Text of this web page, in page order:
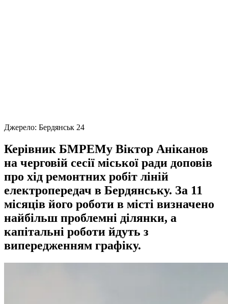
Джерело: Бердянськ 24
Керівник БМРЕМу Віктор Аніканов
на черговій сесії міської ради доповів
про хід ремонтних робіт ліній
електропередач в Бердянську. За 11
місяців його роботи в місті визначено
найбільш проблемні ділянки, а
капітальні роботи йдуть з
випередженням графіку.